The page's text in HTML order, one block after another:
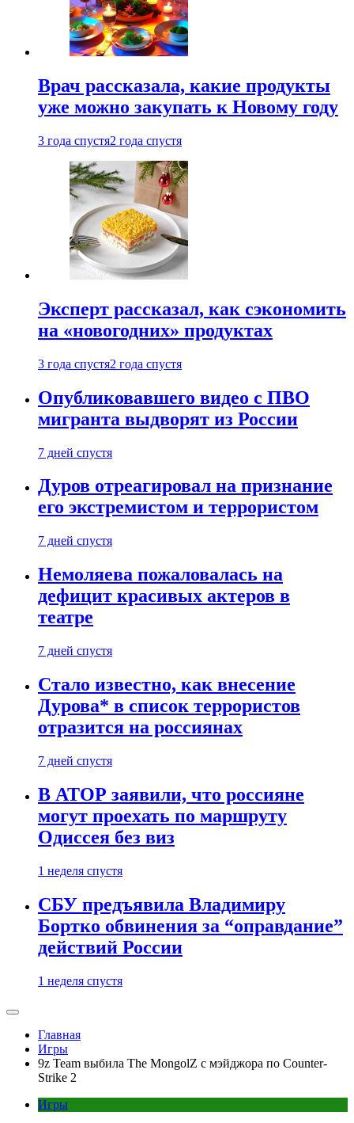
Врач рассказала, какие продукты
уже можно закупать к Новому году
3 года спустя2 года спустя
Эксперт рассказал, как сэкономить
на «новогодних» продуктах
3 года спустя2 года спустя
Опубликовавшего видео с ПВО
мигранта выдворят из России
7 дней спустя
Дуров отреагировал на признание
его экстремистом и террористом
7 дней спустя
Немоляева пожаловалась на
дефицит красивых актеров в
театре
7 дней спустя
Стало известно, как внесение
Дурова* в список террористов
отразится на россиянах
7 дней спустя
В АТОР заявили, что россияне
могут проехать по маршруту
Одиссея без виз
1 неделя спустя
СБУ предъявила Владимиру
Бортко обвинения за “оправдание”
действий России
1 неделя спустя
Главная
Игры
9z Team выбила The MongolZ с мэйджора по Counter-
Strike 2
Игры